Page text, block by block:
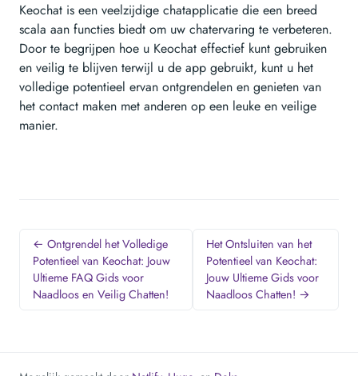
Keochat is een veelzijdige chatapplicatie die een breed
scala aan functies biedt om uw chatervaring te verbeteren.
Door te begrijpen hoe u Keochat effectief kunt gebruiken
en veilig te blijven terwijl u de app gebruikt, kunt u het
volledige potentieel ervan ontgrendelen en genieten van
het contact maken met anderen op een leuke en veilige
manier.
← Ontgrendel het Volledige
Potentieel van Keochat: Jouw
Ultieme FAQ Gids voor
Naadloos en Veilig Chatten!
Het Ontsluiten van het
Potentieel van Keochat:
Jouw Ultieme Gids voor
Naadloos Chatten! →